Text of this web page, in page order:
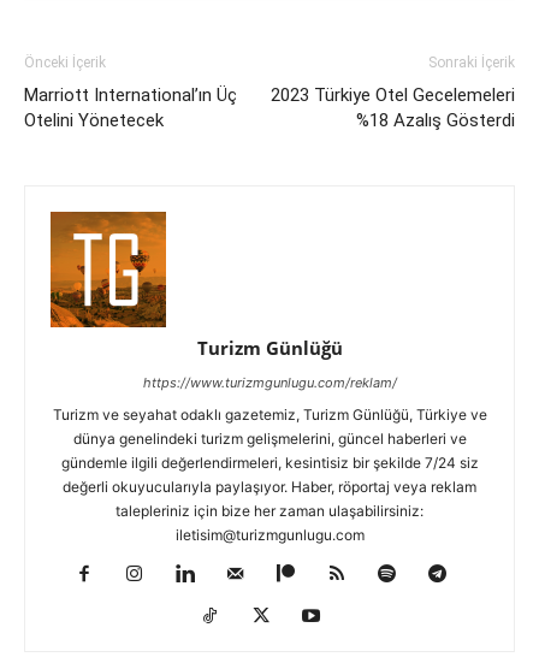
Önceki İçerik
Marriott International’ın Üç
Otelini Yönetecek
Sonraki İçerik
2023 Türkiye Otel Gecelemeleri
%18 Azalış Gösterdi
Turizm Günlüğü
https://www.turizmgunlugu.com/reklam/
Turizm ve seyahat odaklı gazetemiz, Turizm Günlüğü, Türkiye ve
dünya genelindeki turizm gelişmelerini, güncel haberleri ve
gündemle ilgili değerlendirmeleri, kesintisiz bir şekilde 7/24 siz
değerli okuyucularıyla paylaşıyor. Haber, röportaj veya reklam
talepleriniz için bize her zaman ulaşabilirsiniz:
iletisim@turizmgunlugu.com